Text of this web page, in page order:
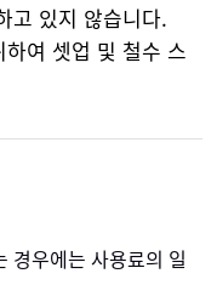
고 있지 않습니다.
여 셋업 및 철수 스
경우에는 사용료의 일